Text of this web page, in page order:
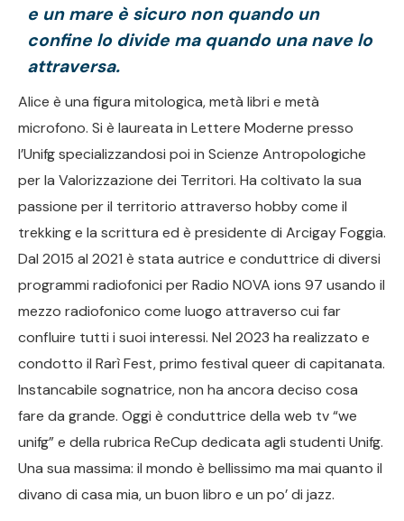
e un mare è sicuro non quando un
confine lo divide ma quando una nave lo
attraversa.
Alice è una figura mitologica, metà libri e metà
microfono. Si è laureata in Lettere Moderne presso
l’Unifg specializzandosi poi in Scienze Antropologiche
per la Valorizzazione dei Territori. Ha coltivato la sua
passione per il territorio attraverso hobby come il
trekking e la scrittura ed è presidente di Arcigay Foggia.
Dal 2015 al 2021 è stata autrice e conduttrice di diversi
programmi radiofonici per Radio NOVA ions 97 usando il
mezzo radiofonico come luogo attraverso cui far
confluire tutti i suoi interessi. Nel 2023 ha realizzato e
condotto il Rarì Fest, primo festival queer di capitanata.
Instancabile sognatrice, non ha ancora deciso cosa
fare da grande. Oggi è conduttrice della web tv “we
unifg” e della rubrica ReCup dedicata agli studenti Unifg.
Una sua massima: il mondo è bellissimo ma mai quanto il
divano di casa mia, un buon libro e un po’ di jazz.